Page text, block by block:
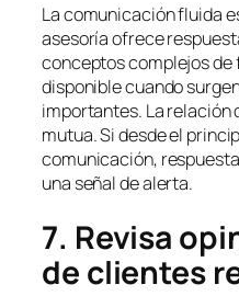
La comunicación fluida
asesoría ofrece
conceptos complejos de
disponible cuando
importantes. La relación
mutua. Si desde el
comunicación,
una señal de alerta.
7. Revisa
de clientes